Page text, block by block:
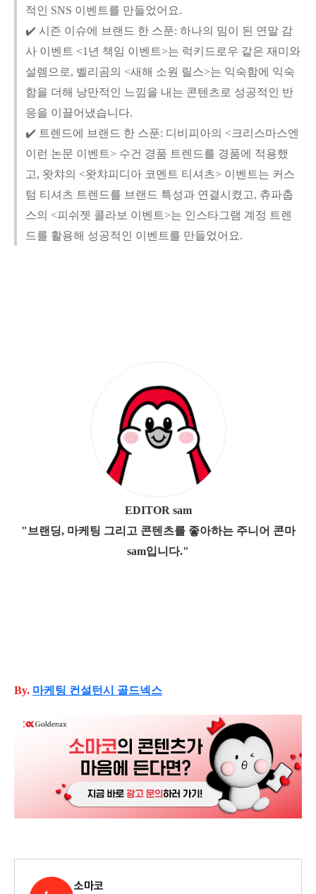
적인 SNS 이벤트를 만들었어요.
✔️ 시즌 이슈에 브랜드 한 스푼: 하나의 밈이 된 연말 감
사 이벤트 <1년 책임 이벤트>는 럭키드로우 같은 재미와
설렘으로, 벨리곰의 <새해 소원 릴스>는 익숙함에 익숙
함을 더해 낭만적인 느낌을 내는 콘텐츠로 성공적인 반
응을 이끌어냈습니다.
✔️ 트렌드에 브랜드 한 스푼: 디비피아의 <크리스마스엔
이런 논문 이벤트> 수건 경품 트렌드를 경품에 적용했
고, 왓챠의 <왓챠피디아 코멘트 티셔츠> 이벤트는 커스
텀 티셔츠 트렌드를 브랜드 특성과 연결시켰고, 츄파춥
스의 <피쉬젯 콜라보 이벤트>는 인스타그램 계정 트렌
드를 활용해 성공적인 이벤트를 만들었어요.
EDITOR sam
"브랜딩, 마케팅 그리고 콘텐츠를 좋아하는 주니어 콘마
sam입니다."
By. 마케팅 컨설턴시 골드넥스
소마코